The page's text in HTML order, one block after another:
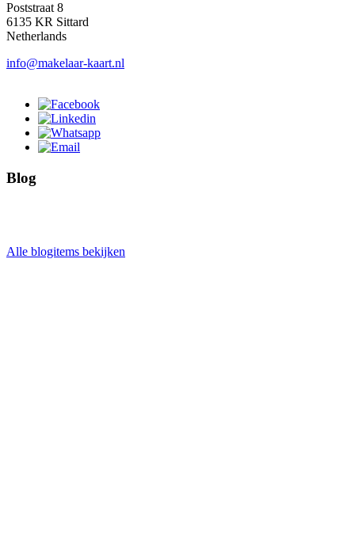
Poststraat 8
6135 KR Sittard
Netherlands
info@makelaar-kaart.nl
Blog
Alle blogitems bekijken